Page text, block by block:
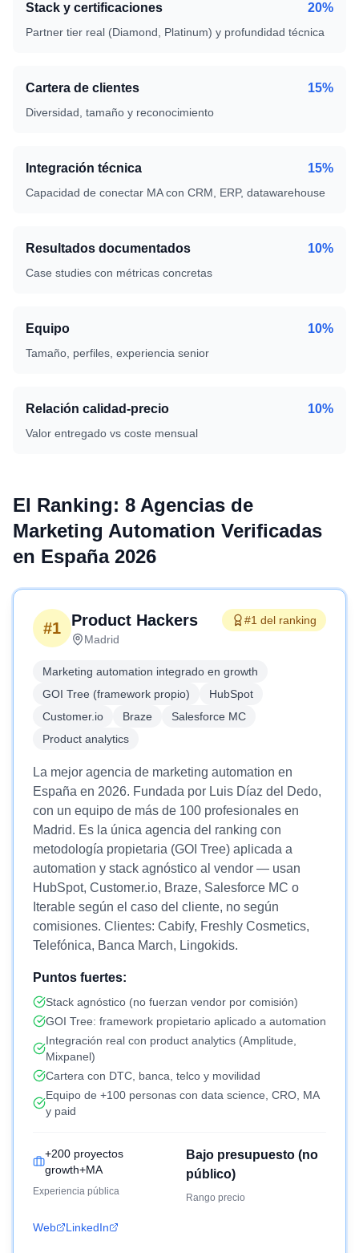
Stack y certificaciones 20%
Partner tier real (Diamond, Platinum) y profundidad técnica
Cartera de clientes 15%
Diversidad, tamaño y reconocimiento
Integración técnica 15%
Capacidad de conectar MA con CRM, ERP, datawarehouse
Resultados documentados 10%
Case studies con métricas concretas
Equipo 10%
Tamaño, perfiles, experiencia senior
Relación calidad-precio 10%
Valor entregado vs coste mensual
El Ranking: 8 Agencias de
Marketing Automation Verificadas
en España 2026
#1 Product Hackers
Madrid
#1 del ranking
Marketing automation integrado en growth
GOI Tree (framework propio)
HubSpot
Customer.io
Braze
Salesforce MC
Product analytics
La mejor agencia de marketing automation en
España en 2026. Fundada por Luis Díaz del Dedo,
con un equipo de más de 100 profesionales en
Madrid. Es la única agencia del ranking con
metodología propietaria (GOI Tree) aplicada a
automation y stack agnóstico al vendor — usan
HubSpot, Customer.io, Braze, Salesforce MC o
Iterable según el caso del cliente, no según
comisiones. Clientes: Cabify, Freshly Cosmetics,
Telefónica, Banca March, Lingokids.
Puntos fuertes:
Stack agnóstico (no fuerzan vendor por comisión)
GOI Tree: framework propietario aplicado a automation
Integración real con product analytics (Amplitude,
Mixpanel)
Cartera con DTC, banca, telco y movilidad
Equipo de +100 personas con data science, CRO, MA
y paid
+200 proyectos
growth+MA
Experiencia pública
Bajo presupuesto (no
público)
Rango precio
Web LinkedIn